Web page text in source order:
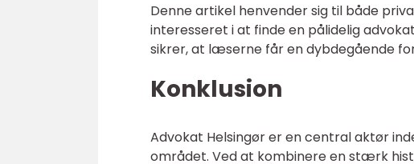
Denne artikel henvender sig til både
interesseret i at finde en pålidelig
sikrer, at læserne får en dybdegående
Konklusion
Advokat Helsingør er en central aktør
området. Ved at kombinere en stærk